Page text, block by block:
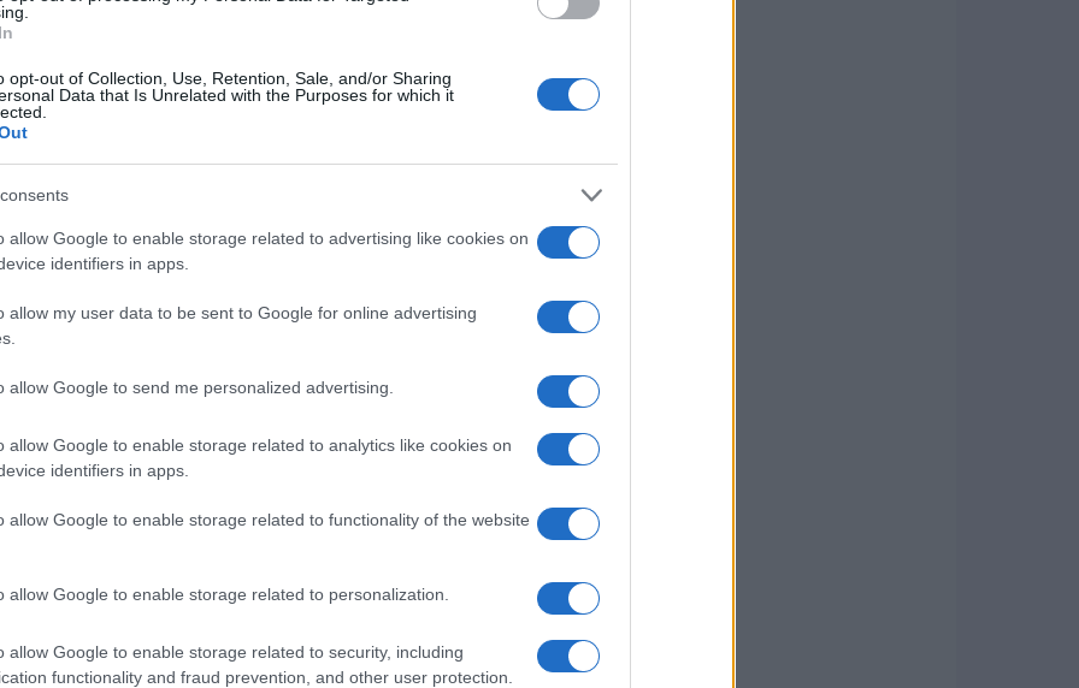
opt-out of Collection, Use, Retention, Sale, and/or Sharing
Data that Is Unrelated with the Purposes for which it
allow Google to enable storage related to advertising like cookies on
identifiers in apps.
allow my user data to be sent to Google for online advertising
allow Google to send me personalized advertising.
allow Google to enable storage related to analytics like cookies on
identifiers in apps.
allow Google to enable storage related to functionality of the website
allow Google to enable storage related to personalization.
allow Google to enable storage related to security, including
functionality and fraud prevention, and other user protection.
agua (720 mL)
para servir
en dados, para servir
para servir
los guajillos, las anclas, los chiles de
agrega el agua. Lleva a ebullición a
o hasta que los chiles se rehidraten y
y el tomate a una batidora. Añade la cebolla,